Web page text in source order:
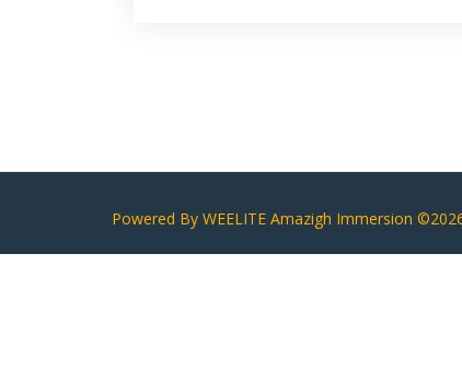
Powered By WEELITE Amazigh Immersion